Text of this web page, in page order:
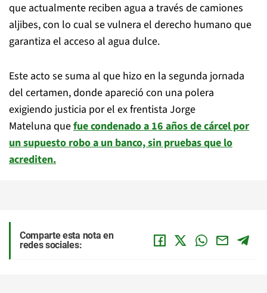
que actualmente reciben agua a través de camiones
aljibes, con lo cual se vulnera el derecho humano que
garantiza el acceso al agua dulce.
Este acto se suma al que hizo en la segunda jornada
del certamen, donde apareció con una polera
exigiendo justicia por el ex frentista Jorge
Mateluna quefue condenado a 16 años de cárcel por
un supuesto robo a un banco, sin pruebas que lo
acrediten.
Comparte esta nota en
redes sociales: